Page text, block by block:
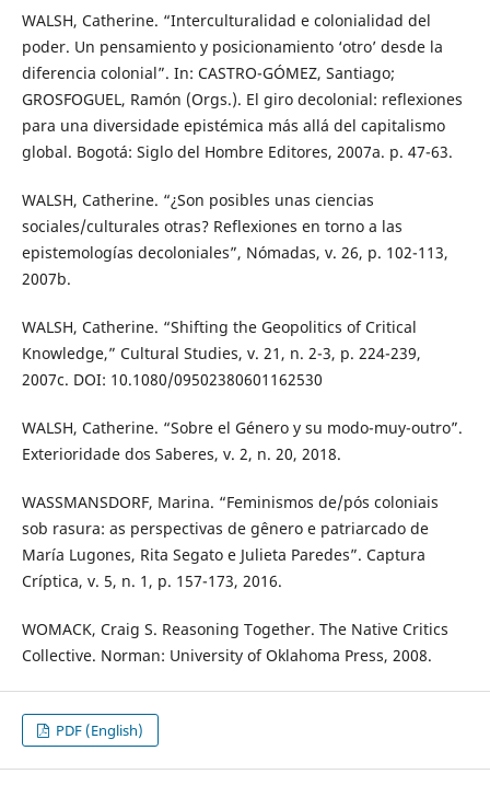
WALSH, Catherine. “Interculturalidad e colonialidad del
poder. Un pensamiento y posicionamiento ‘otro’ desde la
diferencia colonial”. In: CASTRO-GÓMEZ, Santiago;
GROSFOGUEL, Ramón (Orgs.). El giro decolonial: reflexiones
para una diversidade epistémica más allá del capitalismo
global. Bogotá: Siglo del Hombre Editores, 2007a. p. 47-63.
WALSH, Catherine. “¿Son posibles unas ciencias
sociales/culturales otras? Reflexiones en torno a las
epistemologías decoloniales”, Nómadas, v. 26, p. 102-113,
2007b.
WALSH, Catherine. “Shifting the Geopolitics of Critical
Knowledge,” Cultural Studies, v. 21, n. 2-3, p. 224-239,
2007c. DOI: 10.1080/09502380601162530
WALSH, Catherine. “Sobre el Género y su modo-muy-outro”.
Exterioridade dos Saberes, v. 2, n. 20, 2018.
WASSMANSDORF, Marina. “Feminismos de/pós coloniais
sob rasura: as perspectivas de gênero e patriarcado de
María Lugones, Rita Segato e Julieta Paredes”. Captura
Críptica, v. 5, n. 1, p. 157-173, 2016.
WOMACK, Craig S. Reasoning Together. The Native Critics
Collective. Norman: University of Oklahoma Press, 2008.
PDF (English)